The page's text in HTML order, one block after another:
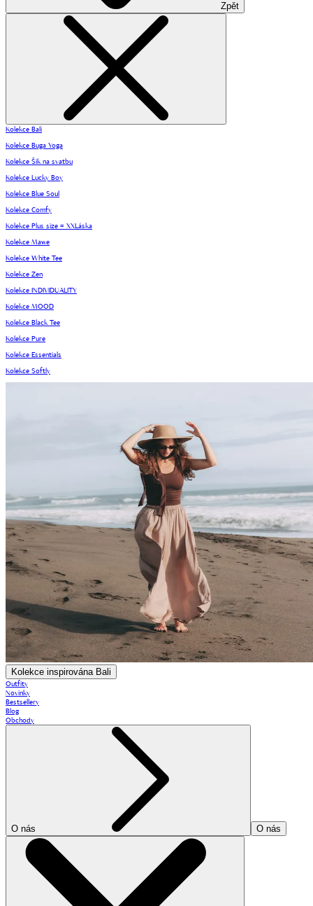
Zpět
Kolekce Bali
Kolekce Buga Yoga
Kolekce Šik na svatbu
Kolekce Lucky Boy
Kolekce Blue Soul
Kolekce Comfy
Kolekce Plus size = XXLáska
Kolekce Mawe
Kolekce White Tee
Kolekce Zen
Kolekce INDIVIDUALITY
Kolekce MOOD
Kolekce Black Tee
Kolekce Pure
Kolekce Essentials
Kolekce Softly
Kolekce inspirována Bali
Outfity
Novinky
Bestsellery
Blog
Obchody
O nás O nás